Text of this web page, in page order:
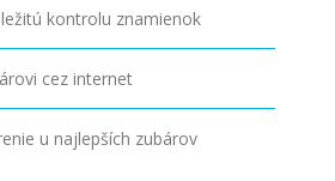
kontrolu znamienok
cez internet
u najlepších zubárov